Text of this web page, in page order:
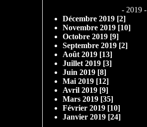
- 2019 -
Décembre 2019 [2]
Novembre 2019 [10]
Octobre 2019 [9]
Septembre 2019 [2]
Août 2019 [13]
Juillet 2019 [3]
Juin 2019 [8]
Mai 2019 [12]
Avril 2019 [9]
Mars 2019 [35]
Février 2019 [10]
Janvier 2019 [24]